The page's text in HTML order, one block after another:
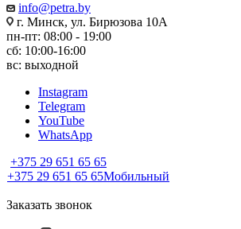
info@petra.by
г. Минск, ул. Бирюзова 10А
пн-пт: 08:00 - 19:00
сб: 10:00-16:00
вс: выходной
Instagram
Telegram
YouTube
WhatsApp
+375 29 651 65 65
+375 29 651 65 65Мобильный
Заказать звонок